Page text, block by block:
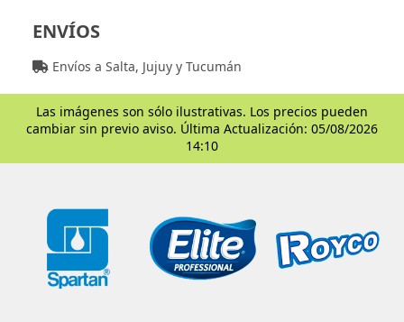
ENVÍOS
Envíos a Salta, Jujuy y Tucumán
Las imágenes son sólo ilustrativas. Los precios pueden
cambiar sin previo aviso. Última Actualización: 05/08/2026
14:10